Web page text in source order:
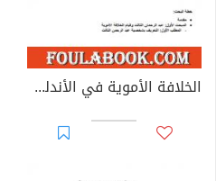
الخلافة الأموية في الأندلس